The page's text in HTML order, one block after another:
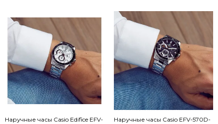
Наручные часы Casio Edifice EFV-
Наручные часы Casio EFV-570D-